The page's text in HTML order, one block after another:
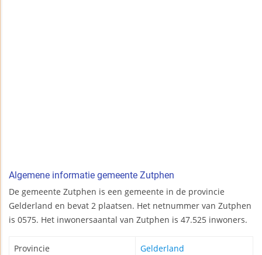
Algemene informatie gemeente Zutphen
De gemeente Zutphen is een gemeente in de provincie
Gelderland en bevat 2 plaatsen. Het netnummer van Zutphen
is 0575. Het inwonersaantal van Zutphen is 47.525 inwoners.
Provincie Gelderland